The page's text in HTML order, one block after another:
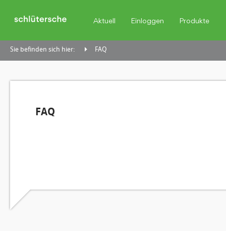
Aktuell Einloggen Produkte
Sie befinden sich hier: FAQ
FAQ